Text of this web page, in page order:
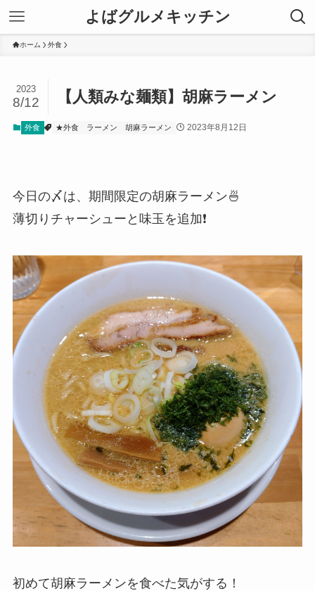
よばグルメキッチン
ホーム 外食
【人類みな麺類】胡麻ラーメン
2023
8/12
外食 ★外食 ラーメン 胡麻ラーメン 2023年8月12日
今日の〆は、期間限定の胡麻ラーメン🍜
薄切りチャーシューと味玉を追加❗
初めて胡麻ラーメンを食べた気がする！